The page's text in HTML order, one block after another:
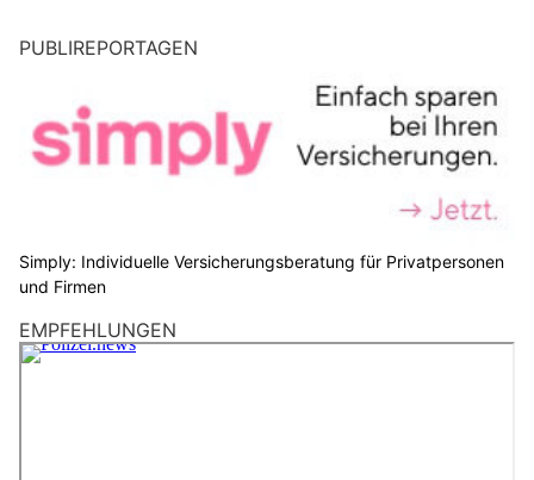
PUBLIREPORTAGEN
Simply: Individuelle Versicherungsberatung für Privatpersonen
und Firmen
EMPFEHLUNGEN